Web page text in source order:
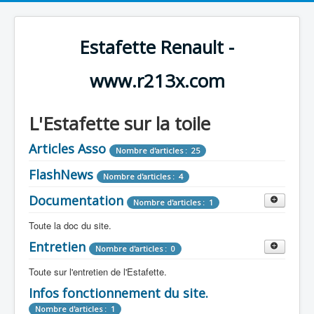
Estafette Renault -
www.r213x.com
L'Estafette sur la toile
Articles Asso Nombre d'articles : 25
FlashNews Nombre d'articles : 4
Documentation Nombre d'articles : 1
Toute la doc du site.
Revue de Presse Nombre d'articles : 9
Tous les articles que l'on a vu sur l'estafette !
Camping Car Nombre d'articles : 3
Entretien Nombre d'articles : 0
Toute sur l'entretien de l'Estafette.
Mécanique Nombre d'articles : 0
Infos fonctionnement du site.
Nombre d'articles : 1